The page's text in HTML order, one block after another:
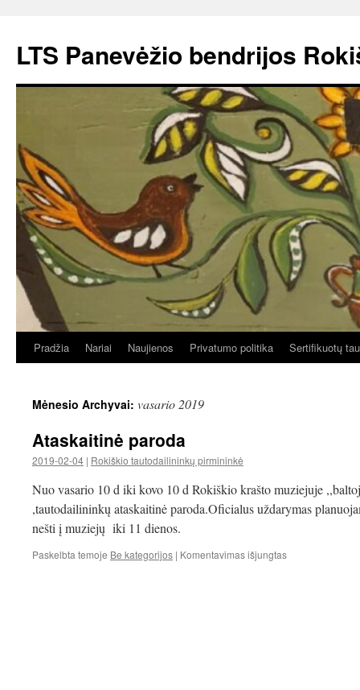
turinio
LTS Panevėžio bendrijos
Pradžia Nariai Naujienos Privatumo politika Sertifikuotų
Mėnesio Archyvai: vasario 2019
Ataskaitinė paroda
2019-02-04 | Rokiškio tautodailininkų pirmininkė
Nuo vasario 10 d iki kovo 10 d Rokiškio krašto muziejuje
,tautodailininkų ataskaitinė paroda.Oficialus uždarymas
nešti į muziejų iki 11 dienos.
Paskelbta temoje Be kategorijos | Komentavimas išjungtasįraše